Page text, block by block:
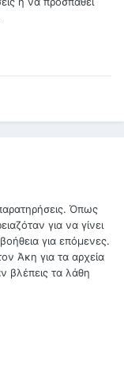
Όπως
για να γίνει
για επόμενες.
Άκη για τα αρχεία
βλέπεις τα λάθη